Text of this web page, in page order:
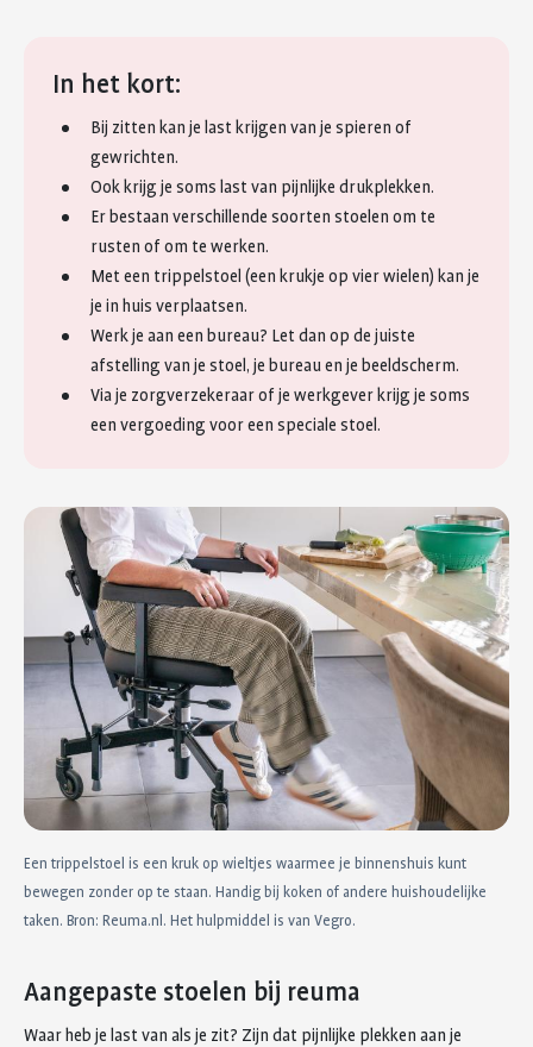
In het kort:
Bij zitten kan je last krijgen van je spieren of
gewrichten.
Ook krijg je soms last van pijnlijke drukplekken.
Er bestaan verschillende soorten stoelen om te
rusten of om te werken.
Met een trippelstoel (een krukje op vier wielen) kan je
je in huis verplaatsen.
Werk je aan een bureau? Let dan op de juiste
afstelling van je stoel, je bureau en je beeldscherm.
Via je zorgverzekeraar of je werkgever krijg je soms
een vergoeding voor een speciale stoel.
Een trippelstoel is een kruk op wieltjes waarmee je binnenshuis kunt
bewegen zonder op te staan. Handig bij koken of andere huishoudelijke
taken. Bron: Reuma.nl. Het hulpmiddel is van Vegro.
Aangepaste stoelen bij reuma
Waar heb je last van als je zit? Zijn dat pijnlijke plekken aan je